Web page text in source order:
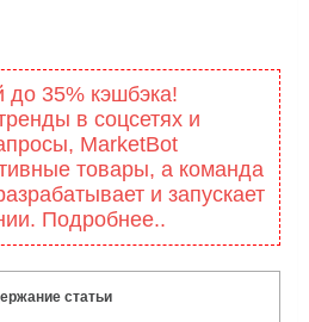
до 35% кэшбэка!
в соцсетях и
MarketBоt
товары, а команда
и запускает
Подробнее..
статьи